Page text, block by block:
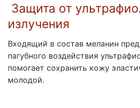
Защита от
излучения
Входящий в состав меланин
пагубного воздействия
помогает сохранить кожу
молодой.